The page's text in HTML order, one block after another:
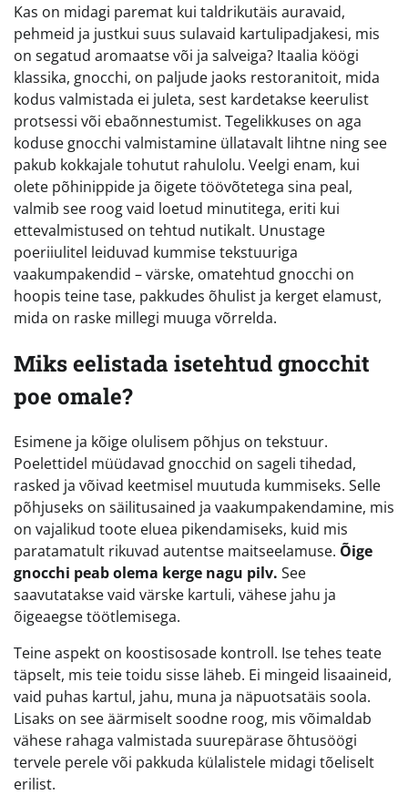
Kas on midagi paremat kui taldrikutäis auravaid,
pehmeid ja justkui suus sulavaid kartulipadjakesi, mis
on segatud aromaatse või ja salveiga? Itaalia köögi
klassika, gnocchi, on paljude jaoks restoranitoit, mida
kodus valmistada ei juleta, sest kardetakse keerulist
protsessi või ebaõnnestumist. Tegelikkuses on aga
koduse gnocchi valmistamine üllatavalt lihtne ning see
pakub kokkajale tohutut rahulolu. Veelgi enam, kui
olete põhinippide ja õigete töövõtetega sina peal,
valmib see roog vaid loetud minutitega, eriti kui
ettevalmistused on tehtud nutikalt. Unustage
poeriiulitel leiduvad kummise tekstuuriga
vaakumpakendid – värske, omatehtud gnocchi on
hoopis teine tase, pakkudes õhulist ja kerget elamust,
mida on raske millegi muuga võrrelda.
Miks eelistada isetehtud gnocchit
poe omale?
Esimene ja kõige olulisem põhjus on tekstuur.
Poelettidel müüdavad gnocchid on sageli tihedad,
rasked ja võivad keetmisel muutuda kummiseks. Selle
põhjuseks on säilitusained ja vaakumpakendamine, mis
on vajalikud toote eluea pikendamiseks, kuid mis
paratamatult rikuvad autentse maitseelamuse. Õige
gnocchi peab olema kerge nagu pilv. See
saavutatakse vaid värske kartuli, vähese jahu ja
õigeaegse töötlemisega.
Teine aspekt on koostisosade kontroll. Ise tehes teate
täpselt, mis teie toidu sisse läheb. Ei mingeid lisaaineid,
vaid puhas kartul, jahu, muna ja näpuotsatäis soola.
Lisaks on see äärmiselt soodne roog, mis võimaldab
vähese rahaga valmistada suurepärase õhtusöögi
tervele perele või pakkuda külalistele midagi tõeliselt
erilist.